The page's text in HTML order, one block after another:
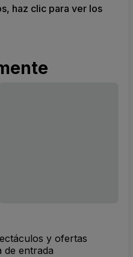
haz clic para ver los
y ofertas
de entrada